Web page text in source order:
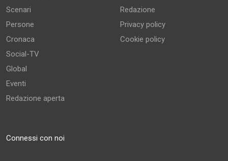
Scenari
Persone
Cronaca
Social-TV
Global
Eventi
Redazione aperta
Redazione
Privacy policy
Cookie policy
Connessi con noi